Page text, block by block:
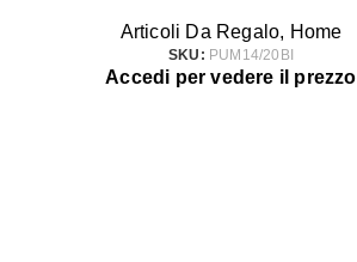
Articoli Da Regalo, Home
SKU: PUM14/20BI
Accedi per vedere il prezzo